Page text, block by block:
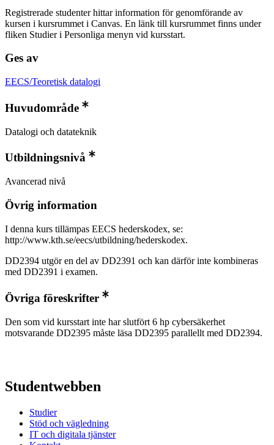
Registrerade studenter hittar information för genomförande av
kursen i kursrummet i Canvas. En länk till kursrummet finns under
fliken Studier i Personliga menyn vid kursstart.
Ges av
EECS/Teoretisk datalogi
Huvudområde
Datalogi och datateknik
Utbildningsnivå
Avancerad nivå
Övrig information
I denna kurs tillämpas EECS hederskodex, se:
http://www.kth.se/eecs/utbildning/hederskodex.
DD2394 utgör en del av DD2391 och kan därför inte kombineras
med DD2391 i examen.
Övriga föreskrifter
Den som vid kursstart inte har slutfört 6 hp cybersäkerhet
motsvarande DD2395 måste läsa DD2395 parallellt med DD2394.
Studentwebben
Studier
Stöd och vägledning
IT och digitala tjänster